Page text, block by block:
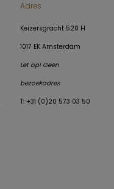
Adres
Keizersgracht 520 H
1017 EK Amsterdam
Let op! Geen
bezoekadres
T: +31 (0)20 573 03 50